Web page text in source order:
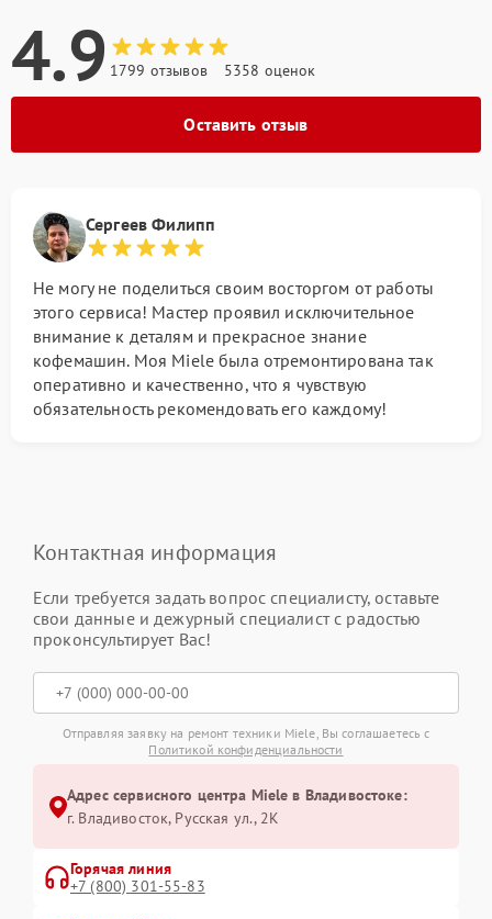
4.9 1799 отзывов 5358 оценок
Оставить отзыв
Сергеев Филипп
Не могу не поделиться своим восторгом от работы
этого сервиса! Мастер проявил исключительное
внимание к деталям и прекрасное знание
кофемашин. Моя Miele была отремонтирована так
оперативно и качественно, что я чувствую
обязательность рекомендовать его каждому!
Контактная информация
Если требуется задать вопрос специалисту, оставьте
свои данные и дежурный специалист с радостью
проконсультирует Вас!
Отправляя заявку на ремонт техники Miele, Вы соглашаетесь с
Политикой конфиденциальности
Адрес сервисного центра Miele в Владивостоке:
г. Владивосток, Русская ул., 2К
Горячая линия
+7 (800) 301-55-83